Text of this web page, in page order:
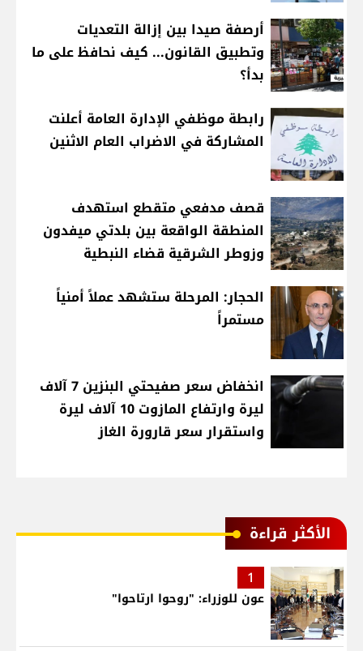
أرصفة صيدا بين إزالة التعديات
وتطبيق القانون... كيف نحافظ على ما
بدأ؟
رابطة موظفي الإدارة العامة أعلنت
المشاركة في الاضراب العام الاثنين
قصف مدفعي متقطع استهدف
المنطقة الواقعة بين بلدتي ميفدون
وزوطر الشرقية قضاء النبطية
الحجار: المرحلة ستشهد عملاً أمنياً
مستمراً
انخفاض سعر صفيحتي البنزين 7 آلاف
ليرة وارتفاع المازوت 10 آلاف ليرة
واستقرار سعر قارورة الغاز
الأكثر قراءة
1
عون للوزراء: "روحوا ارتاحوا"